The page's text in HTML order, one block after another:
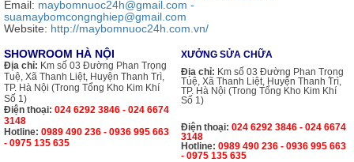
Email: maybomnuoc24h@gmail.com -
suamaybomcongnghiep@gmail.com
Website: http://maybomnuoc24h.com.vn/
SHOWROOM HÀ NỘI
Địa chỉ: Km số 03 Đường Phan Trọng
Tuệ, Xã Thanh Liệt, Huyện Thanh Trì,
TP. Hà Nội (Trong Tổng Kho Kim Khí
Số 1)
Điện thoại: 024 6292 3846 - 024 6674
3148
Hotline: 0989 490 236 - 0936 995 663
- 0975 135 635
XƯỞNG SỬA CHỮA
Địa chỉ: Km số 03 Đường Phan Trọng
Tuệ, Xã Thanh Liệt, Huyện Thanh Trì,
TP. Hà Nội (Trong Tổng Kho Kim Khí
Số 1)
Điện thoại: 024 6292 3846 - 024 6674
3148
Hotline: 0989 490 236 - 0936 995 663
- 0975 135 635